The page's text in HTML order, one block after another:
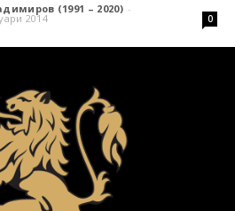
(1991 – 2020) -
2014 0